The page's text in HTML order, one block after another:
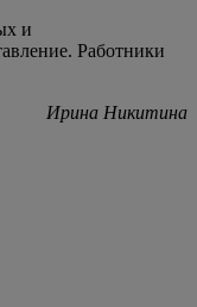
и
Работники
Ирина Никитина